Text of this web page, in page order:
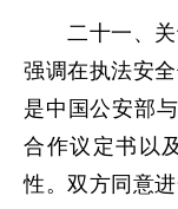
二十一、关
强调在执法安
是中国公安部
合作议定书以
性。双方同意